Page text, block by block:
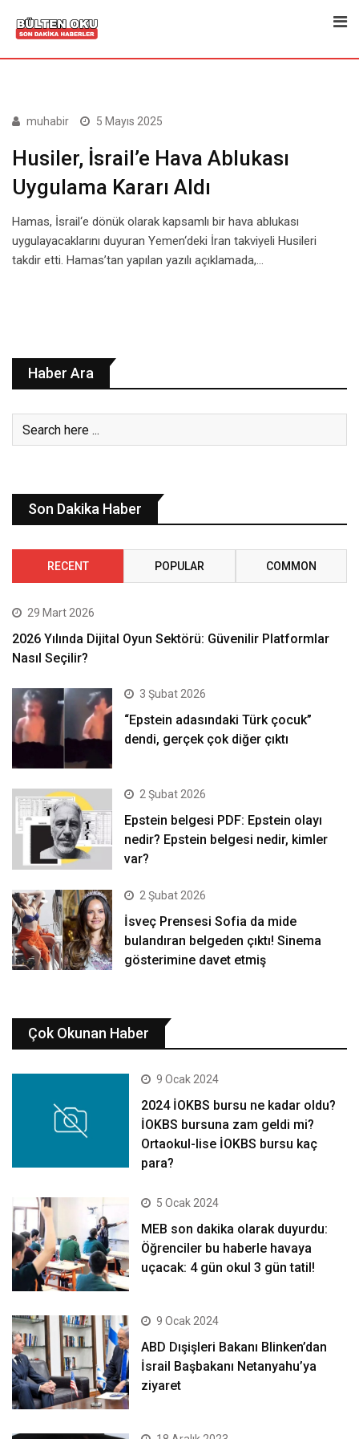
muhabir 5 Mayıs 2025
Husiler, İsrail’e Hava Ablukası
Uygulama Kararı Aldı
Hamas, İsrail‘e dönük olarak kapsamlı bir hava ablukası
uygulayacaklarını duyuran Yemen‘deki İran takviyeli Husileri
takdir etti. Hamas’tan yapılan yazılı açıklamada,…
Haber Ara
Son Dakika Haber
RECENT POPULAR COMMON
29 Mart 2026
2026 Yılında Dijital Oyun Sektörü: Güvenilir Platformlar
Nasıl Seçilir?
3 Şubat 2026
“Epstein adasındaki Türk çocuk”
dendi, gerçek çok diğer çıktı
2 Şubat 2026
Epstein belgesi PDF: Epstein olayı
nedir? Epstein belgesi nedir, kimler
var?
2 Şubat 2026
İsveç Prensesi Sofia da mide
bulandıran belgeden çıktı! Sinema
gösterimine davet etmiş
Çok Okunan Haber
9 Ocak 2024
2024 İOKBS bursu ne kadar oldu?
İOKBS bursuna zam geldi mi?
Ortaokul-lise İOKBS bursu kaç
para?
5 Ocak 2024
MEB son dakika olarak duyurdu:
Öğrenciler bu haberle havaya
uçacak: 4 gün okul 3 gün tatil!
9 Ocak 2024
ABD Dışişleri Bakanı Blinken’dan
İsrail Başbakanı Netanyahu’ya
ziyaret